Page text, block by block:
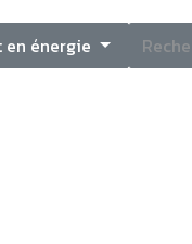
énergie